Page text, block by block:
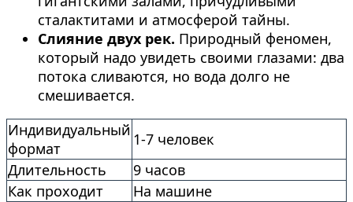
сталактитами и атмосферой тайны.
Слияние двух рек. Природный феномен,
который надо увидеть своими глазами: два
потока сливаются, но вода долго не
смешивается.
Индивидуальный
формат
1-7 человек
Длительность
9 часов
Как проходит
На машине